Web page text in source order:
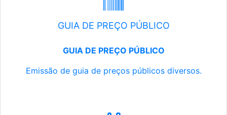
GUIA DE PREÇO PÚBLICO
GUIA DE PREÇO PÚBLICO
Emissão de guia de preços públicos diversos.